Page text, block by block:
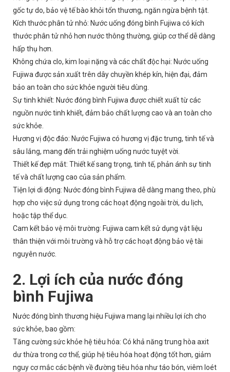
gốc tự do, bảo vệ tế bào khỏi tổn thương, ngăn ngừa bệnh tật.
Kích thước phân tử nhỏ: Nước uống đóng bình Fujiwa có kích
thước phân tử nhỏ hơn nước thông thường, giúp cơ thể dễ dàng
hấp thụ hơn.
Không chứa clo, kim loại nặng và các chất độc hại: Nước uống
Fujiwa được sản xuất trên dây chuyền khép kín, hiện đại, đảm
bảo an toàn cho sức khỏe người tiêu dùng.
Sự tinh khiết: Nước đóng bình Fujiwa được chiết xuất từ các
nguồn nước tinh khiết, đảm bảo chất lượng cao và an toàn cho
sức khỏe.
Hương vị độc đáo: Nước Fujiwa có hương vị đặc trưng, tinh tế và
sâu lắng, mang đến trải nghiệm uống nước tuyệt vời.
Thiết kế đẹp mắt: Thiết kế sang trọng, tinh tế, phản ánh sự tinh
tế và chất lượng cao của sản phẩm.
Tiện lợi di động: Nước đóng bình Fujiwa dễ dàng mang theo, phù
hợp cho việc sử dụng trong các hoạt động ngoài trời, du lịch,
hoặc tập thể dục.
Cam kết bảo vệ môi trường: Fujiwa cam kết sử dụng vật liệu
thân thiện với môi trường và hỗ trợ các hoạt động bảo vệ tài
nguyên nước.
2. Lợi ích của nước đóng
bình Fujiwa
Nước đóng bình thương hiệu Fujiwa mang lại nhiều lợi ích cho
sức khỏe, bao gồm:
Tăng cường sức khỏe hệ tiêu hóa: Có khả năng trung hòa axit
dư thừa trong cơ thể, giúp hệ tiêu hóa hoạt động tốt hơn, giảm
nguy cơ mắc các bệnh về đường tiêu hóa như táo bón, viêm loét